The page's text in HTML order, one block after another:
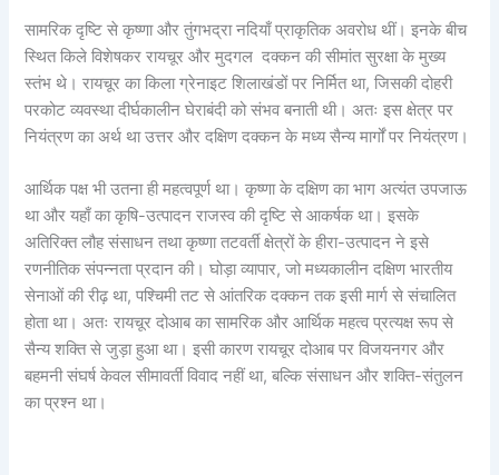
सामरिक दृष्टि से कृष्णा और तुंगभद्रा नदियाँ प्राकृतिक अवरोध थीं। इनके बीच
स्थित किले विशेषकर रायचूर और मुदगल दक्कन की सीमांत सुरक्षा के मुख्य
स्तंभ थे। रायचूर का किला ग्रेनाइट शिलाखंडों पर निर्मित था, जिसकी दोहरी
परकोट व्यवस्था दीर्घकालीन घेराबंदी को संभव बनाती थी। अतः इस क्षेत्र पर
नियंत्रण का अर्थ था उत्तर और दक्षिण दक्कन के मध्य सैन्य मार्गों पर नियंत्रण।
आर्थिक पक्ष भी उतना ही महत्वपूर्ण था। कृष्णा के दक्षिण का भाग अत्यंत उपजाऊ
था और यहाँ का कृषि-उत्पादन राजस्व की दृष्टि से आकर्षक था। इसके
अतिरिक्त लौह संसाधन तथा कृष्णा तटवर्ती क्षेत्रों के हीरा-उत्पादन ने इसे
रणनीतिक संपन्नता प्रदान की। घोड़ा व्यापार, जो मध्यकालीन दक्षिण भारतीय
सेनाओं की रीढ़ था, पश्चिमी तट से आंतरिक दक्कन तक इसी मार्ग से संचालित
होता था। अतः रायचूर दोआब का सामरिक और आर्थिक महत्व प्रत्यक्ष रूप से
सैन्य शक्ति से जुड़ा हुआ था। इसी कारण रायचूर दोआब पर विजयनगर और
बहमनी संघर्ष केवल सीमावर्ती विवाद नहीं था, बल्कि संसाधन और शक्ति-संतुलन
का प्रश्न था।